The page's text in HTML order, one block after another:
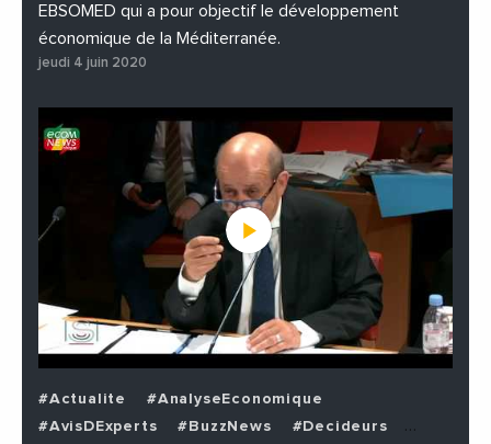
EBSOMED qui a pour objectif le développement
économique de la Méditerranée.
jeudi 4 juin 2020
#Actualite
#AnalyseEconomique
#AvisDExperts
#BuzzNews
#Decideurs